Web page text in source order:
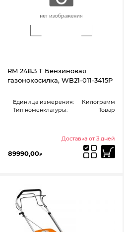
RM 248.3 T Бензиновая
газонокосилка, WB21-011-3415P
Единица измерения:
Килограмм
Тип номенклатуры:
Товар
Доставка от 3 дней
89990,00₽